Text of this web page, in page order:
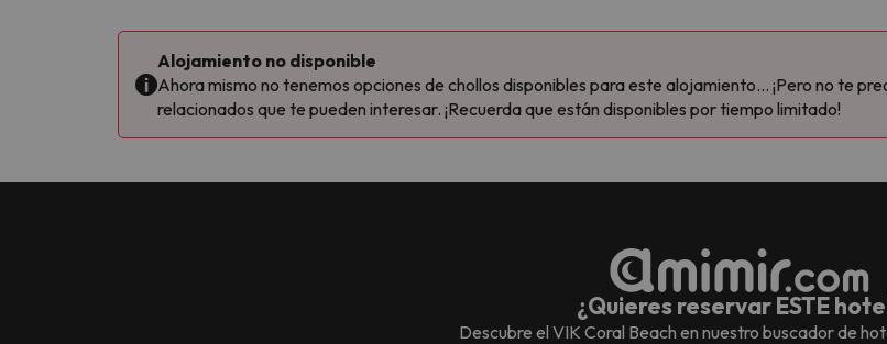
Alojamiento no disponible
Ahora mismo no tenemos opciones de chollos disponibles para este alojamiento... ¡Pero no te
relacionados que te pueden interesar. ¡Recuerda que están disponibles por tiempo limitado!
¿Quieres reservar ESTE
Descubre el VIK Coral Beach en nuestro buscador de